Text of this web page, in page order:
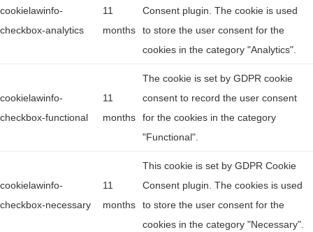
cookielawinfo-
checkbox-analytics
11
months
Consent plugin. The cookie is used
to store the user consent for the
cookies in the category "Analytics".
cookielawinfo-
checkbox-functional
11
months
The cookie is set by GDPR cookie
consent to record the user consent
for the cookies in the category
"Functional".
cookielawinfo-
checkbox-necessary
11
months
This cookie is set by GDPR Cookie
Consent plugin. The cookies is used
to store the user consent for the
cookies in the category "Necessary".